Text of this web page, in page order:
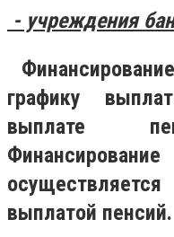
- учреждения
графику
выплате
выплатой пенсий.